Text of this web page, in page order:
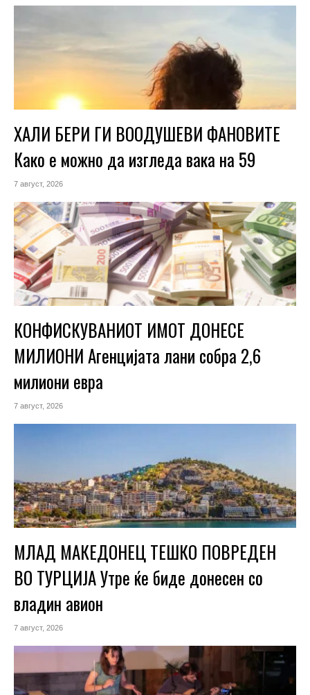
ХАЛИ БЕРИ ГИ ВООДУШЕВИ ФАНОВИТЕ
Како е можно да изгледа вака на 59
7 август, 2026
КОНФИСКУВАНИОТ ИМОТ ДОНЕСЕ
МИЛИОНИ Агенцијата лани собра 2,6
милиони евра
7 август, 2026
МЛАД МАКЕДОНЕЦ ТЕШКО ПОВРЕДЕН
ВО ТУРЦИЈА Утре ќе биде донесен со
владин авион
7 август, 2026